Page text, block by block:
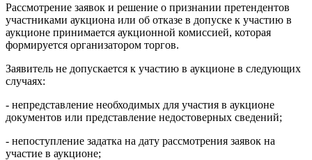
Рассмотрение заявок и решение о признании претендентов
участниками аукциона или об отказе в допуске к участию в
аукционе принимается аукционной комиссией, которая
формируется организатором торгов.
Заявитель не допускается к участию в аукционе в следующих
случаях:
- непредставление необходимых для участия в аукционе
документов или представление недостоверных сведений;
- непоступление задатка на дату рассмотрения заявок на
участие в аукционе;